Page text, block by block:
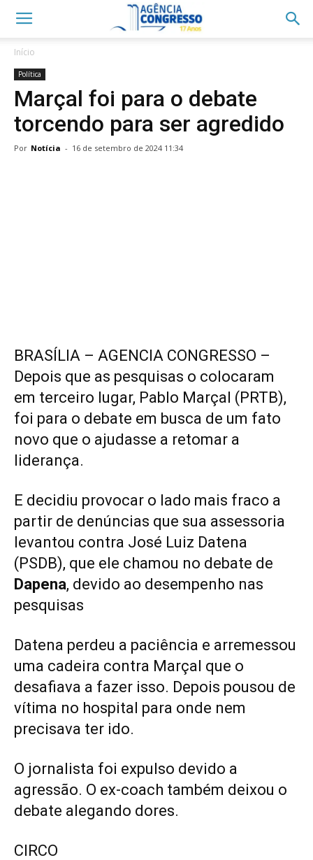
Início
Política
Marçal foi para o debate
torcendo para ser agredido
Por Notícia - 16 de setembro de 2024 11:34
BRASÍLIA – AGENCIA CONGRESSO –
Depois que as pesquisas o colocaram
em terceiro lugar, Pablo Marçal (PRTB),
foi para o debate em busca de um fato
novo que o ajudasse a retomar a
liderança.
E decidiu provocar o lado mais fraco a
partir de denúncias que sua assessoria
levantou contra José Luiz Datena
(PSDB), que ele chamou no debate de
Dapena, devido ao desempenho nas
pesquisas
Datena perdeu a paciência e arremessou
uma cadeira contra Marçal que o
desafiava a fazer isso. Depois pousou de
vítima no hospital para onde nem
precisava ter ido.
O jornalista foi expulso devido a
agressão. O ex-coach também deixou o
debate alegando dores.
CIRCO